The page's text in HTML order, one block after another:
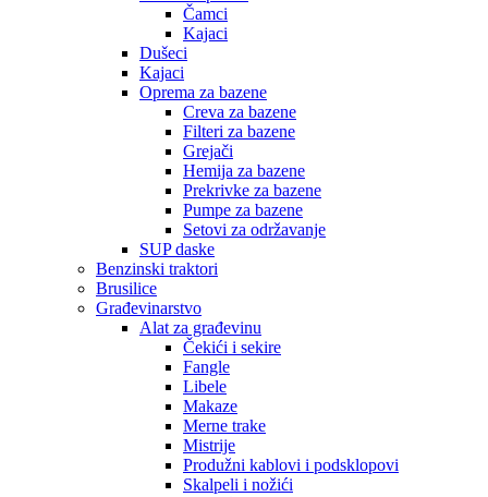
Čamci
Kajaci
Dušeci
Kajaci
Oprema za bazene
Creva za bazene
Filteri za bazene
Grejači
Hemija za bazene
Prekrivke za bazene
Pumpe za bazene
Setovi za održavanje
SUP daske
Benzinski traktori
Brusilice
Građevinarstvo
Alat za građevinu
Čekići i sekire
Fangle
Libele
Makaze
Merne trake
Mistrije
Produžni kablovi i podsklopovi
Skalpeli i nožići